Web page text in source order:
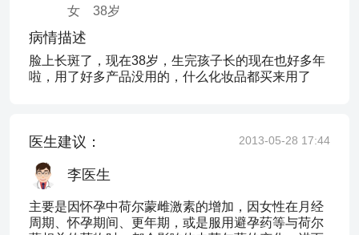
女 38岁
病情描述
脸上长斑了，现在38岁，生完孩子长的现在也好多年
啦，用了好多产品没用的，什么化妆品都买来用了
医生建议： 2013-05-28 17:44
李医生
主要是因怀孕中荷尔蒙雌激素的增加，因女性在月经
周期、怀孕期间、更年期，或是服用避孕药等与荷尔